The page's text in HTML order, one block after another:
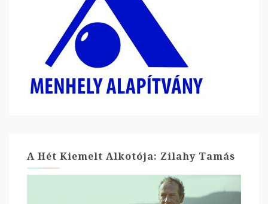
A Hét Kiemelt Alkotója: Zilahy Tamás